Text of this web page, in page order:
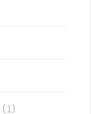
(1)